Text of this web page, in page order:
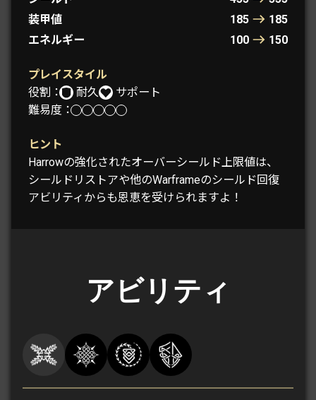
装甲値
185
185
エネルギー
100 150
プレイスタイル
役割：
耐久
サポート
難易度：
ヒント
Harrowの強化されたオーバーシールド上限値は、
シールドリストアや他のWarframeのシールド回復
アビリティからも恩恵を受けられますよ！
アビリティ